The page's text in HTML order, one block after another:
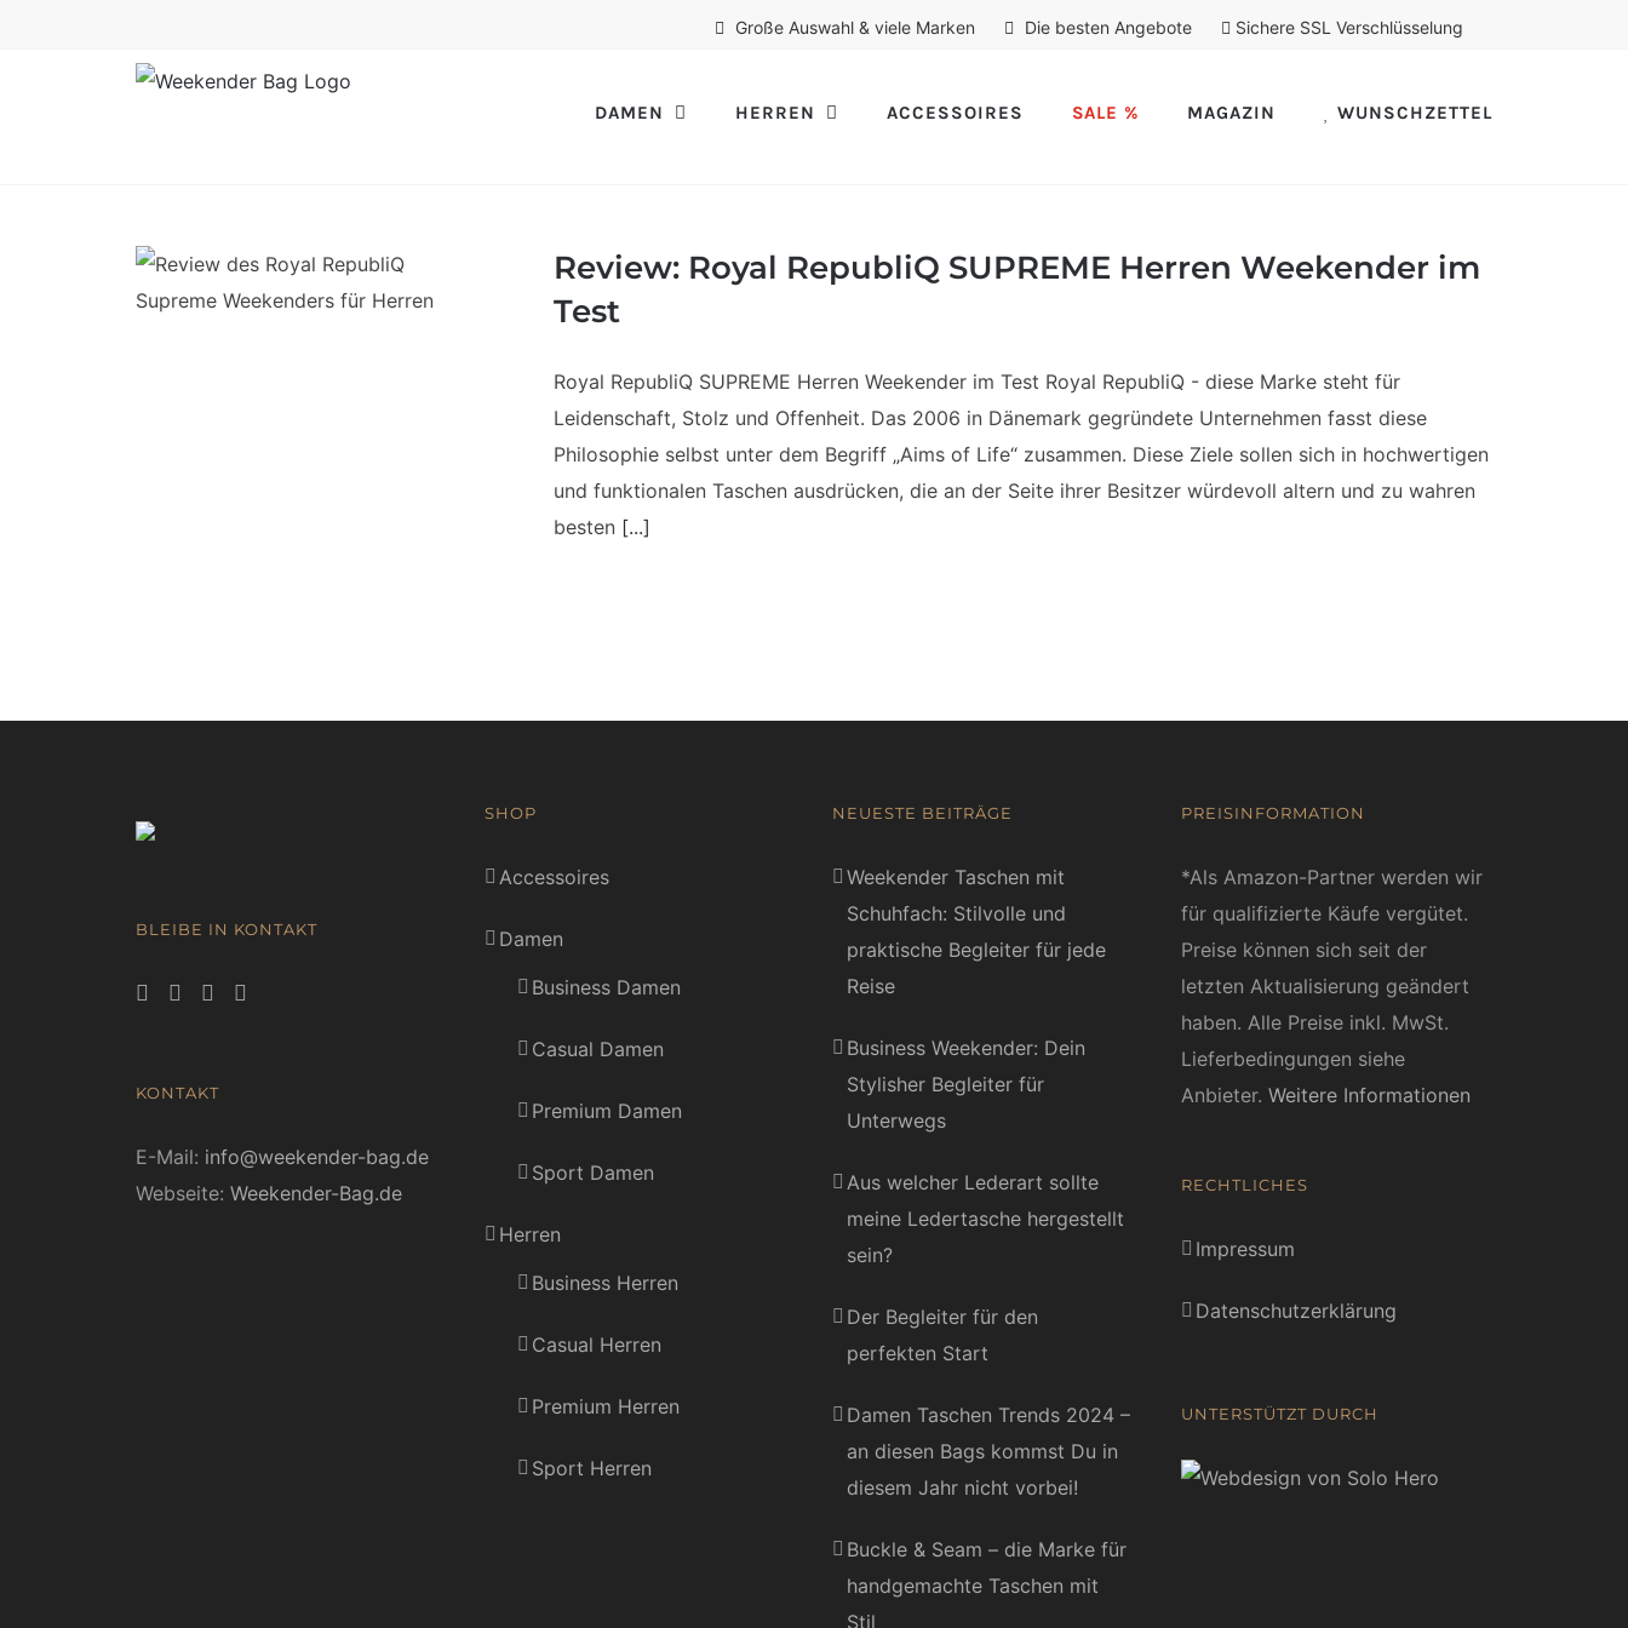
Große Auswahl & viele Marken Die besten Angebote Sichere SSL Verschlüsselung
DAMEN HERREN ACCESSOIRES SALE % MAGAZIN WUNSCHZETTEL
Review: Royal RepubliQ SUPREME Herren Weekender im
Test
Royal RepubliQ SUPREME Herren Weekender im Test Royal RepubliQ - diese Marke steht für
Leidenschaft, Stolz und Offenheit. Das 2006 in Dänemark gegründete Unternehmen fasst diese
Philosophie selbst unter dem Begriff „Aims of Life“ zusammen. Diese Ziele sollen sich in hochwertigen
und funktionalen Taschen ausdrücken, die an der Seite ihrer Besitzer würdevoll altern und zu wahren
besten [...]
BLEIBE IN KONTAKT
KONTAKT
E-Mail: info@weekender-bag.de
Webseite: Weekender-Bag.de
SHOP
Accessoires
Damen
Business Damen
Casual Damen
Premium Damen
Sport Damen
Herren
Business Herren
Casual Herren
Premium Herren
Sport Herren
NEUESTE BEITRÄGE
Weekender Taschen mit
Schuhfach: Stilvolle und
praktische Begleiter für jede
Reise
Business Weekender: Dein
Stylisher Begleiter für
Unterwegs
Aus welcher Lederart sollte
meine Ledertasche hergestellt
sein?
Der Begleiter für den
perfekten Start
Damen Taschen Trends 2024 –
an diesen Bags kommst Du in
diesem Jahr nicht vorbei!
Buckle & Seam – die Marke für
handgemachte Taschen mit
Stil
PREISINFORMATION
*Als Amazon-Partner werden wir
für qualifizierte Käufe vergütet.
Preise können sich seit der
letzten Aktualisierung geändert
haben. Alle Preise inkl. MwSt.
Lieferbedingungen siehe
Anbieter. Weitere Informationen
RECHTLICHES
Impressum
Datenschutzerklärung
UNTERSTÜTZT DURCH